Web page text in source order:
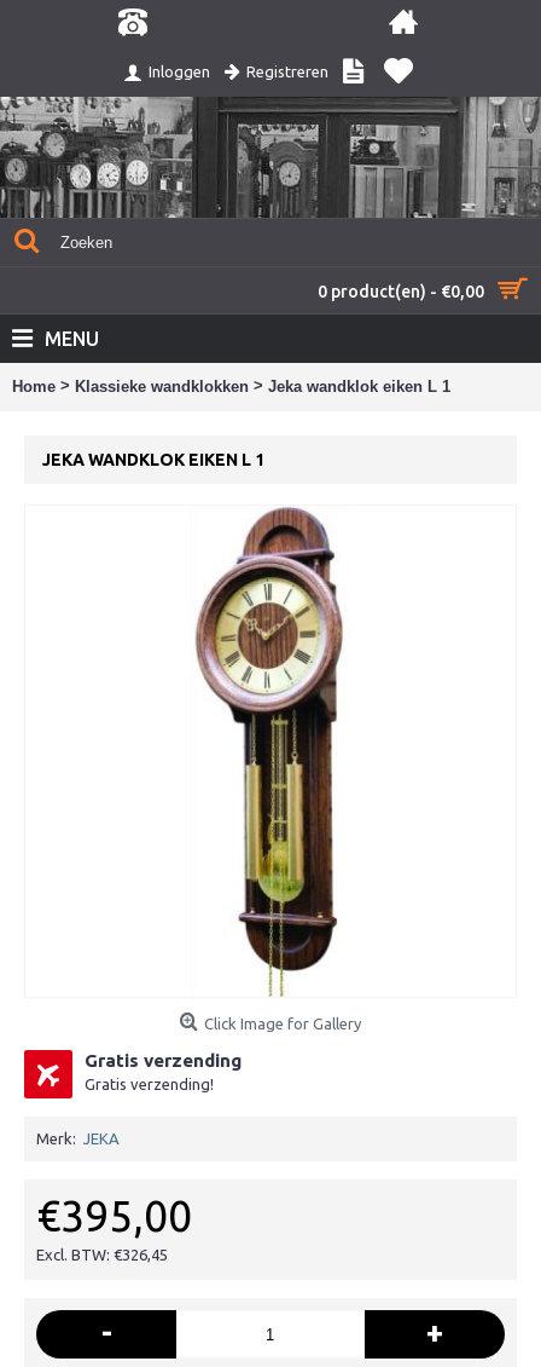
Inloggen Registreren
0 product(en) - €0,00
MENU
Home > Klassieke wandklokken > Jeka wandklok eiken L 1
JEKA WANDKLOK EIKEN L 1
Click Image for Gallery
Gratis verzending
Gratis verzending!
Merk: JEKA
€395,00
Excl. BTW: €326,45
- +